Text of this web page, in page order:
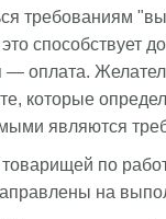
требованиям
это способствует
— оплата.
которые
являются
по
на